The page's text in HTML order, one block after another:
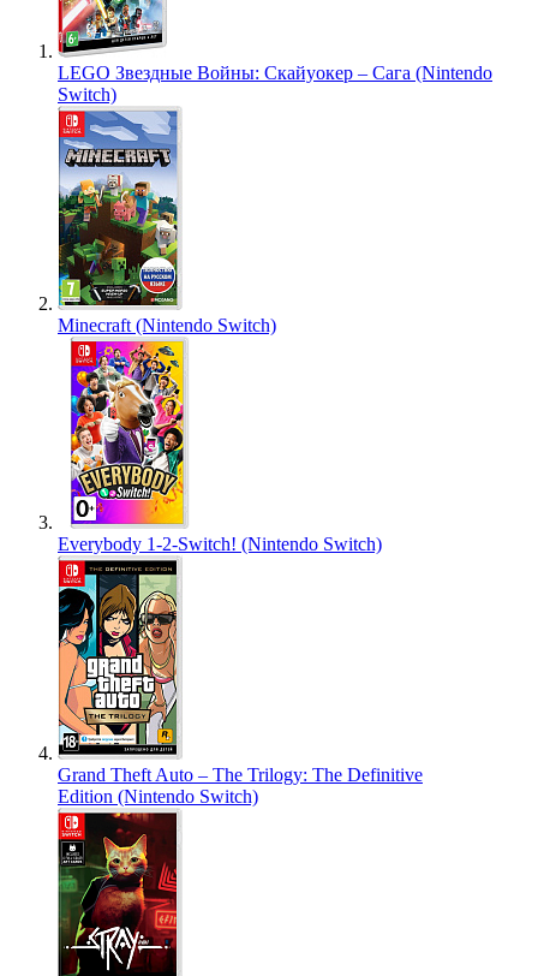
LEGO Звездные Войны: Скайуокер – Сага (Nintendo
Switch)
Minecraft (Nintendo Switch)
Everybody 1-2-Switch! (Nintendo Switch)
Grand Theft Auto – The Trilogy: The Definitive
Edition (Nintendo Switch)